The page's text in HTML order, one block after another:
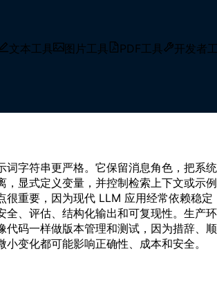
文本工具 图片工具 PDF工具 开发者
板（ChatTemplate）？
、检索上下文和输出要求转换为提供给语言
。
词字符串更严格。它保留消息角色，把系统
，显式定义变量，并控制检索上下文或示例
很重要，因为现代 LLM 应用经常依赖稳定
全、评估、结构化输出和可复现性。生产环
代码一样做版本管理和测试，因为措辞、顺
小变化都可能影响正确性、成本和安全。